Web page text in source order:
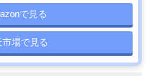
で見る
市場で見る